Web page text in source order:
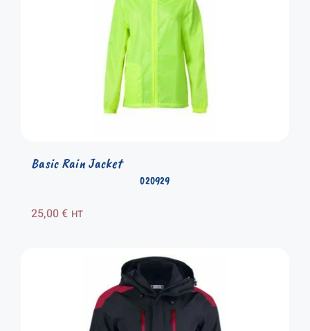
020929
Basic Rain Jacket
25,00€ HT